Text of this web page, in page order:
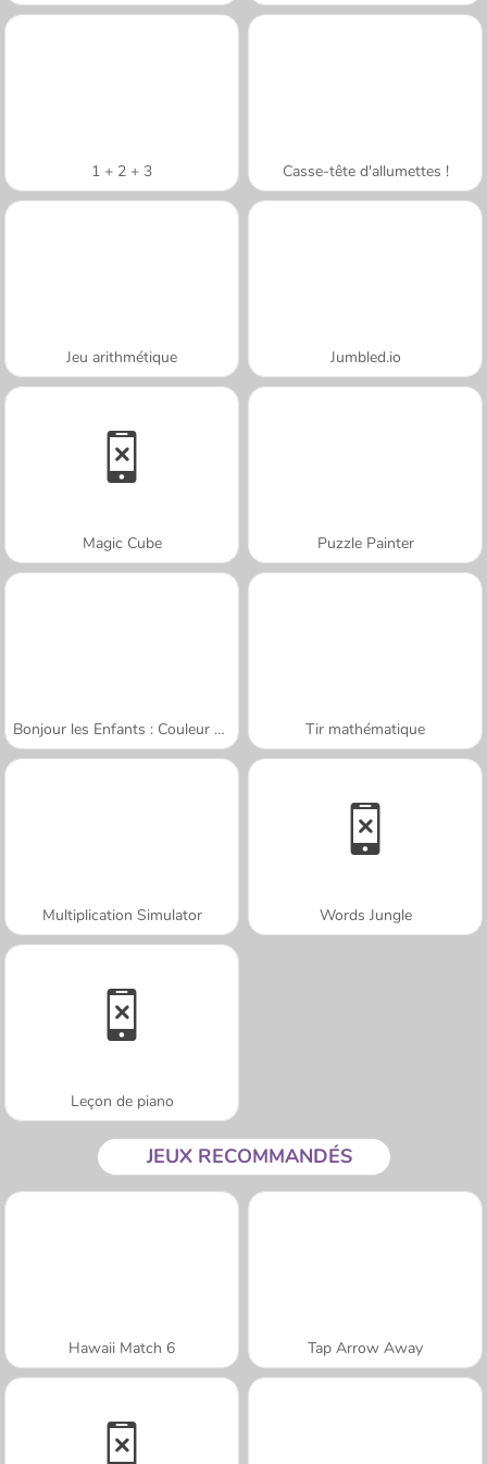
1 + 2 + 3 Casse-tête d'allumettes !
Jeu arithmétique Jumbled.io
Magic Cube Puzzle Painter
Bonjour les Enfants : Couleur par Numéro Tir mathématique
Multiplication Simulator Words Jungle
Leçon de piano
JEUX RECOMMANDÉS
Hawaii Match 6 Tap Arrow Away